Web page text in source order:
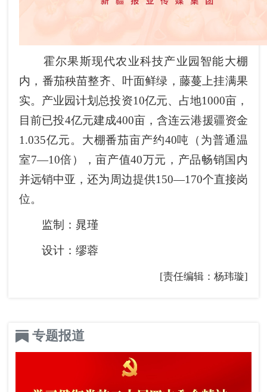
霍尔果斯现代农业科技产业园智能大棚
内，番茄秧苗整齐、叶面鲜绿，藤蔓上挂满果
实。产业园计划总投资10亿元、占地1000亩，
目前已投4亿元建成400亩，含连云港援疆资金
1.035亿元。大棚番茄亩产约40吨（为普通温
室7—10倍），亩产值40万元，产品畅销国内
并远销中亚，还为周边提供150—170个直接岗
位。
监制：晁瑾
设计：缪蓉
[责任编辑：杨玮璇]
专题报道